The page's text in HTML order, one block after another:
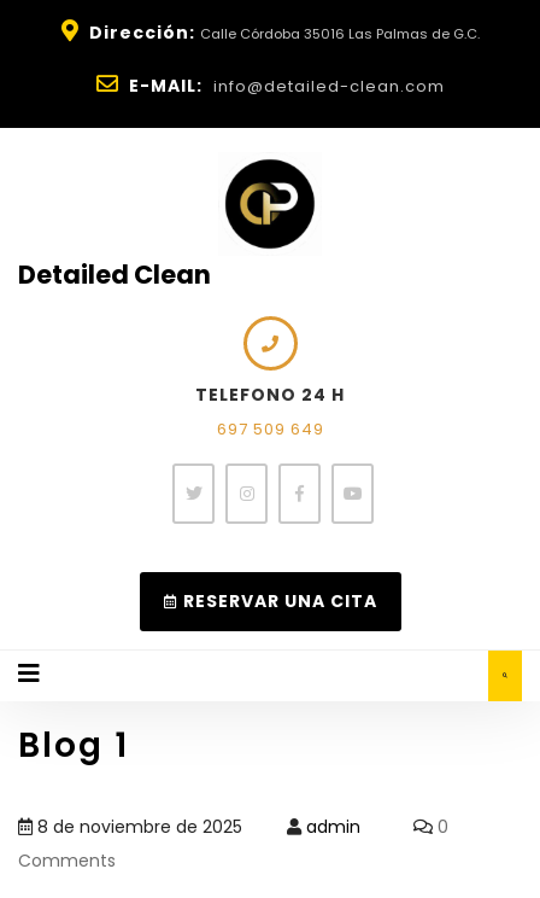
Dirección: Calle Córdoba 35016 Las Palmas de G.C.
E-MAIL: info@detailed-clean.com
Detailed Clean
TELEFONO 24 H
697 509 649
RESERVAR UNA CITA
Blog 1
8 de noviembre de 2025 admin
0
Comments